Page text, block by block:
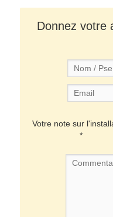
Donnez votre
Votre note sur
*